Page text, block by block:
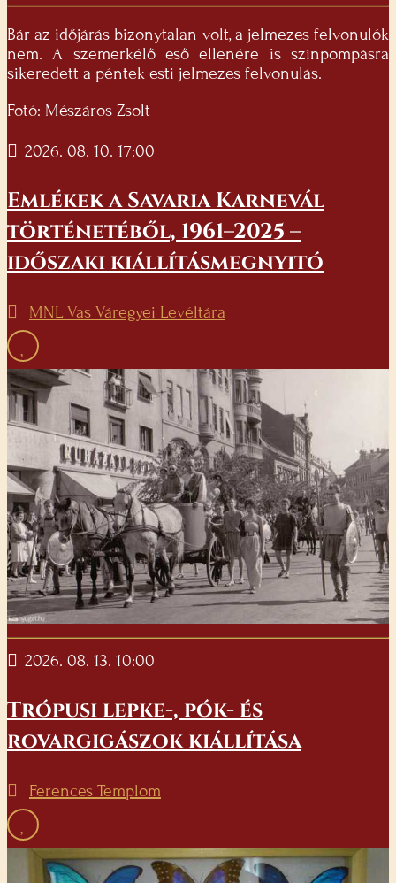
Bár az időjárás bizonytalan volt, a jelmezes felvonulók
nem. A szemerkélő eső ellenére is színpompásra
sikeredett a péntek esti jelmezes felvonulás.
Fotó: Mészáros Zsolt
2026. 08. 10. 17:00
Emlékek a Savaria Karnevál
történetéből, 1961–2025 –
időszaki kiállításmegnyitó
MNL Vas Váregyei Levéltára
2026. 08. 13. 10:00
Trópusi lepke-, pók- és
rovargigászok kiállítása
Ferences Templom